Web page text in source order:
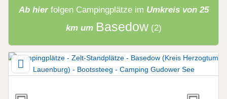
Ab hier folgen Campingplätzeim Umkreis von 25
km um Basedow (2)